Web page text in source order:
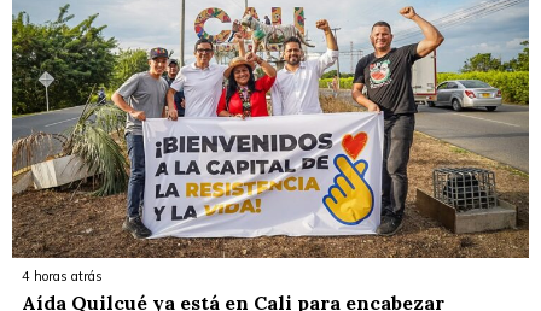
4 horas atrás
Aída Quilcué ya está en Cali para encabezar